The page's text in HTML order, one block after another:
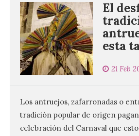
El
esta
21 Feb
Los antruejos, zafarronadas o
tradición popular de origen
celebración del Carnaval que